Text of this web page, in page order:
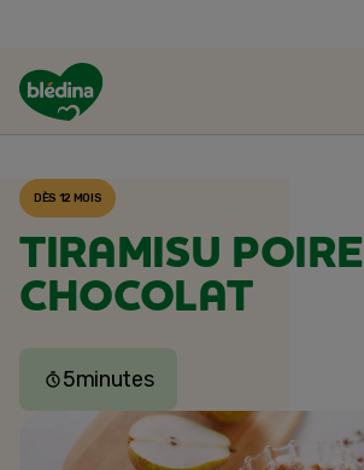
ACCUEIL
DÈS 12 MOIS
TIRAMISU POIRE
CHOCOLAT
5minutes